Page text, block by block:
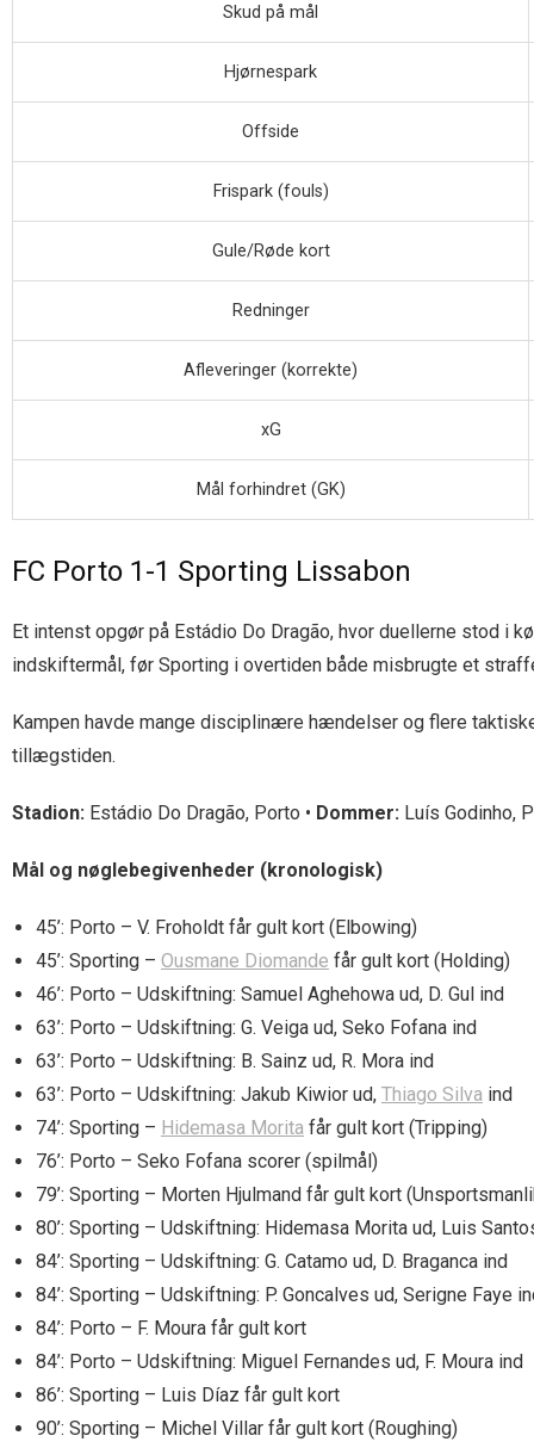
Skud på mål
Hjørnespark
Offside
Frispark (fouls)
Gule/Røde kort
Redninger
Afleveringer (korrekte)
xG
Mål forhindret (GK)
FC Porto 1-1 Sporting Lissabon
Et intenst opgør på Estádio Do Dragão, hvor duellerne stod i
indskiftermål, før Sporting i overtiden både misbrugte et
Kampen havde mange disciplinære hændelser og flere
tillægstiden.
Stadion: Estádio Do Dragão, Porto • Dommer: Luís Godinho,
Mål og nøglebegivenheder (kronologisk)
45’: Porto – V. Froholdt får gult kort (Elbowing)
45’: Sporting – Ousmane Diomande får gult kort (Holding)
46’: Porto – Udskiftning: Samuel Aghehowa ud, D. Gul ind
63’: Porto – Udskiftning: G. Veiga ud, Seko Fofana ind
63’: Porto – Udskiftning: B. Sainz ud, R. Mora ind
63’: Porto – Udskiftning: Jakub Kiwior ud, Thiago Silva ind
74’: Sporting – Hidemasa Morita får gult kort (Tripping)
76’: Porto – Seko Fofana scorer (spilmål)
79’: Sporting – Morten Hjulmand får gult kort
80’: Sporting – Udskiftning: Hidemasa Morita ud, Luis
84’: Sporting – Udskiftning: G. Catamo ud, D. Braganca ind
84’: Sporting – Udskiftning: P. Goncalves ud, Serigne Faye
84’: Porto – F. Moura får gult kort
84’: Porto – Udskiftning: Miguel Fernandes ud, F. Moura ind
86’: Sporting – Luis Díaz får gult kort
90’: Sporting – Michel Villar får gult kort (Roughing)